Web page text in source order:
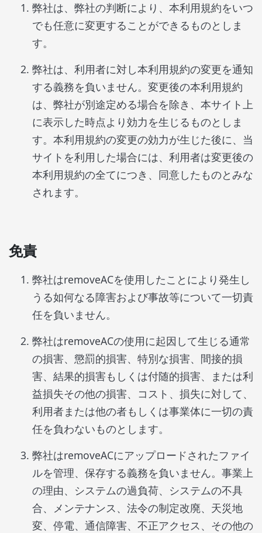
弊社は、弊社の判断により、本利用規約をいつ
でも任意に変更することができるものとしま
す。
弊社は、利用者に対し本利用規約の変更を通知
する義務を負いません。変更後の本利用規約
は、弊社が別途定める場合を除き、本サイト上
に表示した時点より効力を生じるものとしま
す。本利用規約の変更の効力が生じた後に、当
サイトを利用した場合には、利用者は変更後の
本利用規約の全てにつき、同意したものとみな
されます。
免責
弊社はremoveACを使用したことにより発生し
うる如何なる障害および事故等について一切責
任を負いません。
弊社はremoveACの使用に起因して生じる通常
の損害、懲罰的損害、特別な損害、間接的損
害、結果的損害もしくは付随的損害、または利
益損失その他の損害、コスト、損失に対して、
利用者または他の者もしくは事業体に一切の責
任を負わないものとします。
弊社はremoveACにアップロードされたファイ
ルを管理、保存する義務を負いません。事業上
の理由、システムの過負荷、システムの不具
合、メンテナンス、法令の制定改廃、天災地
変、停電、通信障害、不正アクセス、その他の